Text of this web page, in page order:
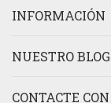
INFORMACIÓN
NUESTRO BLOG
CONTACTE